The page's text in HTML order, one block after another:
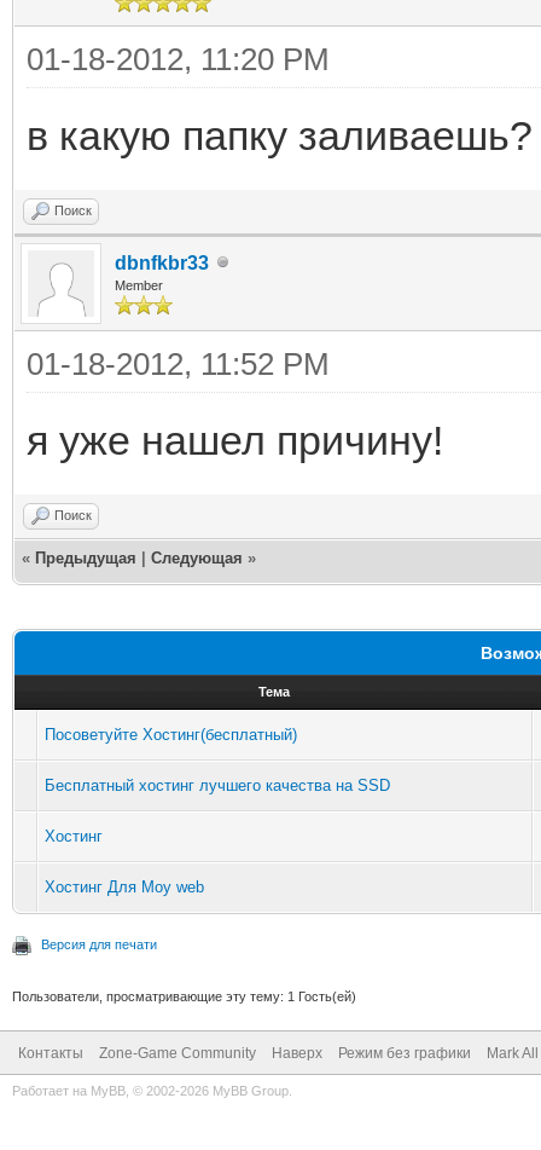
01-18-2012, 11:20 PM
в какую папку заливаешь?
Поиск
dbnfkbr33
Member
01-18-2012, 11:52 PM
я уже нашел причину!
Поиск
« Предыдущая Следующая »
Тема
Посоветуйте Хостинг(бесплатный)
Бесплатный хостинг лучшего качества на SSD
Хостинг
Хостинг Для Moy web
Версия для печати
Пользователи, просматривающие эту тему: 1 Гость(ей)
Контакты Zone-Game Community Наверх Режим без графики Mark
Работает на MyBB , © 2002-2026 MyBB Group